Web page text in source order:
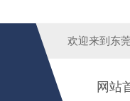
欢迎来到 东
网站